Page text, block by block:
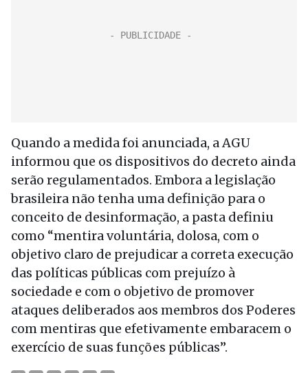
Quando a medida foi anunciada, a AGU
informou que os dispositivos do decreto ainda
serão regulamentados. Embora a legislação
brasileira não tenha uma definição para o
conceito de desinformação, a pasta definiu
como “mentira voluntária, dolosa, com o
objetivo claro de prejudicar a correta execução
das políticas públicas com prejuízo à
sociedade e com o objetivo de promover
ataques deliberados aos membros dos Poderes
com mentiras que efetivamente embaracem o
exercício de suas funções públicas”.